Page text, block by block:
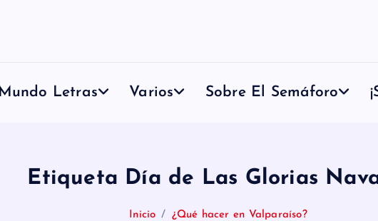
Mundo Letras Varios Sobre El Semáforo
Etiqueta Día de Las Glorias
Inicio ¿Qué hacer en Valparaíso?